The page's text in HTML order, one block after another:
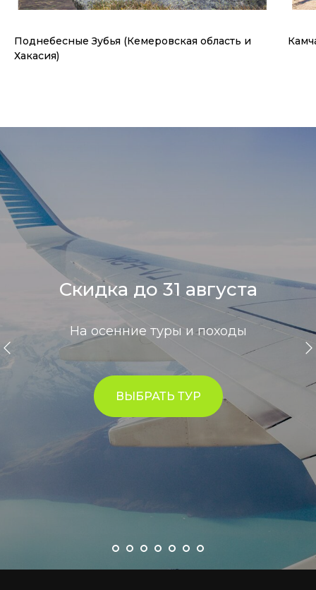
Поднебесные Зубья (Кемеровская область и
Хакасия)
Скидка до 31 августа
На осенние туры и походы
ВЫБРАТЬ ТУР